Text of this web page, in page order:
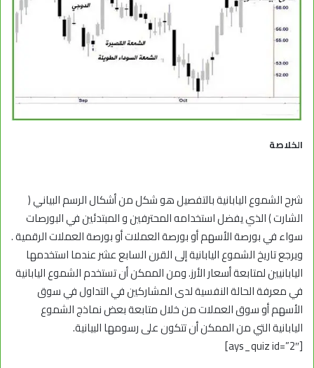
الخلاصة
شرح الشموع اليابانية بالتفصيل هو شكل من أشكال الرسم البياني (
الشارت ) الذي يفضل استخدامه المحترفين و المبتدئين في البورصات
سواء في بورصة الأسهم أو بورصة العملات أو بورصة العملات الرقمية .
ويرجع تاريخ الشموع اليابانية إلى القرن السابع عشر عندما استخدمها
اليابانيين لمتابعة أسعار الأرز. ومن الممكن أن تستخدم الشموع اليابانية
في معرفة الحالة النفسية لدى المشاركين في التداول في سوق
الأسهم أو سوق العملات من خلال متابعة بعض نماذج الشموع
اليابانية التي من الممكن أن تتكون على رسومها البيانية.
[ays_quiz id=”2″]